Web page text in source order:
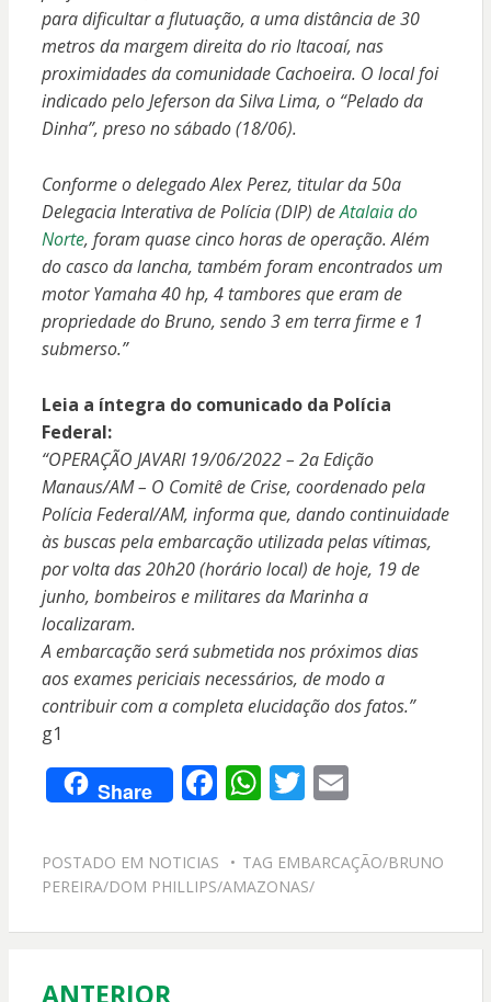
para dificultar a flutuação, a uma distância de 30
metros da margem direita do rio Itacoaí, nas
proximidades da comunidade Cachoeira. O local foi
indicado pelo Jeferson da Silva Lima, o “Pelado da
Dinha”, preso no sábado (18/06).
Conforme o delegado Alex Perez, titular da 50a
Delegacia Interativa de Polícia (DIP) deAtalaia do
Norte, foram quase cinco horas de operação. Além
do casco da lancha, também foram encontrados um
motor Yamaha 40 hp, 4 tambores que eram de
propriedade do Bruno, sendo 3 em terra firme e 1
submerso.”
Leia a íntegra do comunicado da Polícia
Federal:
“OPERAÇÃO JAVARI 19/06/2022 – 2a Edição
Manaus/AM – O Comitê de Crise, coordenado pela
Polícia Federal/AM, informa que, dando continuidade
às buscas pela embarcação utilizada pelas vítimas,
por volta das 20h20 (horário local) de hoje, 19 de
junho, bombeiros e militares da Marinha a
localizaram.
A embarcação será submetida nos próximos dias
aos exames periciais necessários, de modo a
contribuir com a completa elucidação dos fatos.”
g1
Share F
e
b
o
W
at
s
A
T
itt
er
E
ai
l
POSTADO EM NOTICIAS TAG EMBARCAÇÃO/BRUNO
PEREIRA/DOM PHILLIPS/AMAZONAS/
ANTERIOR